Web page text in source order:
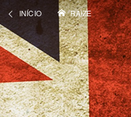
INÍCIO RAIZE